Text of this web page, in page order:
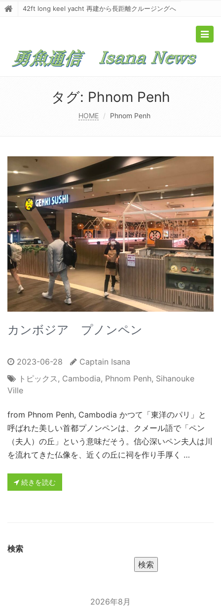
42ft long keel yacht 再建から長距離クルージングへ
タグ: Phnom Penh
HOME Phnom Penh
カンボジア プノンペン
2023-06-28
Captain Isana
トピックス , Cambodia, Phnom Penh, Sihanouke
Ville
from Phnom Penh, Cambodia かつて「東洋のパリ」と
呼ばれた美しい首都プノンペンは、クメール語で「ペン
（夫人）の丘」という意味だそう。信心深いペン夫人は川
を流れてきた仏像を、近くの丘に祠を作り手厚く …
続きを読む
検索
検索
2026年8月